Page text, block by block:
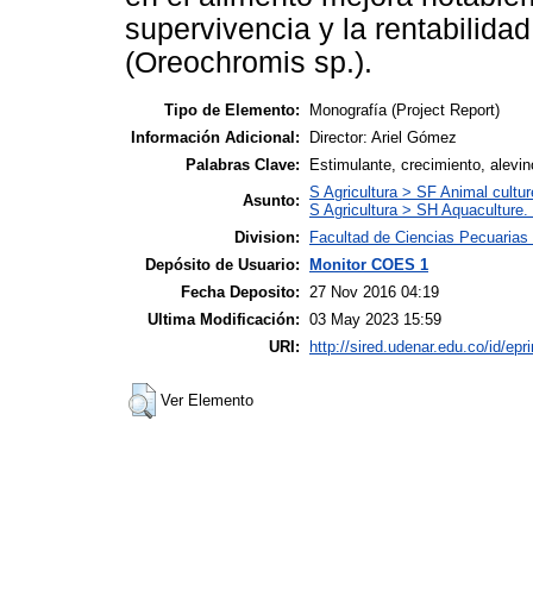
supervivencia y la
(Oreochromis sp.).
Tipo de Elemento:
Monografía (Project Report)
Información Adicional:
Director: Ariel Gómez
Palabras Clave:
Estimulante, crecimiento,
Asunto: S Agricultura > SF Animal
S Agricultura > SH
Division:
Facultad de Ciencias
Depósito de Usuario: Monitor COES 1
Fecha Deposito:
27 Nov 2016 04:19
Ultima Modificación: 03 May 2023 15:59
URI: http://sired.udenar.edu.co/id/
Ver Elemento